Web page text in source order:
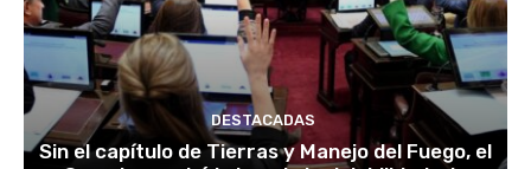
DESTACADAS
Sin el capítulo de Tierras y Manejo del Fuego, el